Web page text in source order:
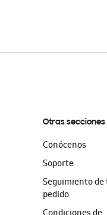
Otras secciones
Conócenos
Soporte
Seguimiento de
pedido